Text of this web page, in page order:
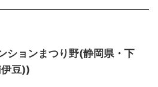
ションまつり野(静岡県・下
豆))